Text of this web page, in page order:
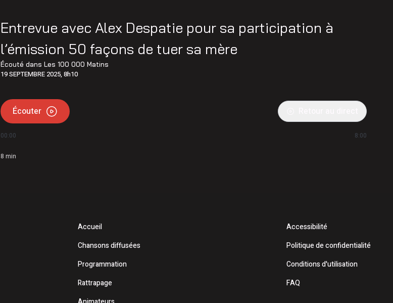
Entrevue avec Alex Despatie pour sa participation à
l’émission 50 façons de tuer sa mère
Écouté dansLes 100 000 Matins
19 SEPTEMBRE 2025, 8h10
Écouter
00:00 8:00
8 min
Accueil
Chansons diffusées
Programmation
Rattrapage
Accessibilité
Politique de confidentialité
Conditions d'utilisation
FAQ